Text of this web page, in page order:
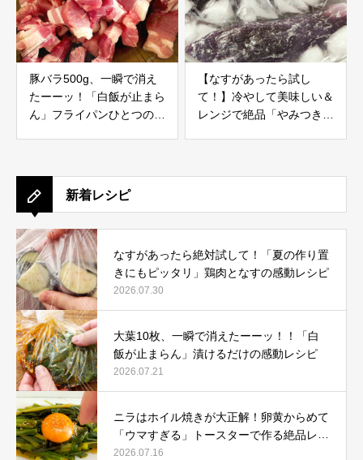
豚バラ500g、一瞬で消え
たーーッ！「白飯が止まら
ん」フライパンひとつの感
【なすがあったら試し
て！】冷やして美味しい＆
レンジで絶品「やみつきよ
新着レシピ
なすがあったら絶対試して！「夏の作り置
きにもピッタリ」鶏肉となすの感動レシピ
2026.07.30
大葉10枚、一瞬で消えたーーッ！！「白
飯が止まらん」漬けるだけの感動レシピ
2026.07.21
ニラはホイル焼きが大正解！卵黄からめて
「ウマすぎる」トースターで作る絶品レシ
ピ
2026.07.16